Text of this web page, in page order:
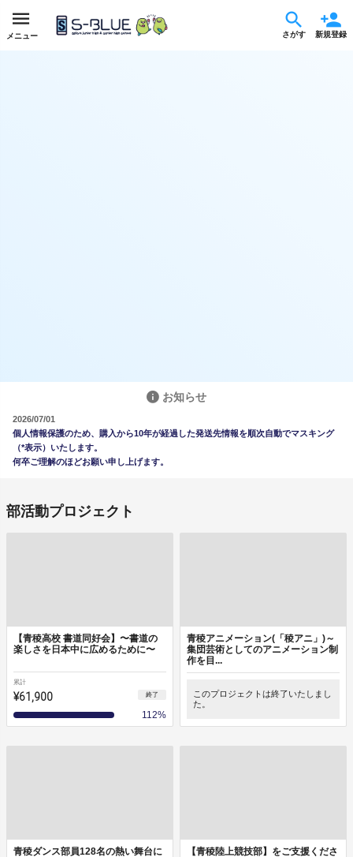
メニュー さがす 新規登録
お知らせ
2026/07/01
個人情報保護のため、購入から10年が経過した発送先情報を順次自動でマスキング
（*表示）いたします。
何卒ご理解のほどお願い申し上げます。
部活動プロジェクト
【青稜高校 書道同好会】〜書道の
楽しさを日本中に広めるために〜
累計
¥61,900 終了
112%
青稜アニメーション(「稜アニ」)～
集団芸術としてのアニメーション制
作を目...
このプロジェクトは終了いたしまし
た。
青稜ダンス部員128名の熱い舞台に
【青稜陸上競技部】をご支援くださ